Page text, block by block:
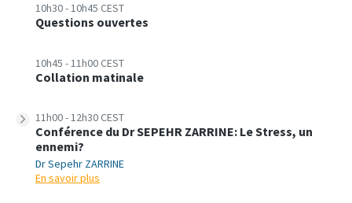
10h30 - 10h45 CEST
Questions ouvertes
10h45 - 11h00 CEST
Collation matinale
11h00 - 12h30 CEST
Conférence du Dr SEPEHR ZARRINE: Le Stress, un
ennemi?
Dr Sepehr ZARRINE
En savoir plus